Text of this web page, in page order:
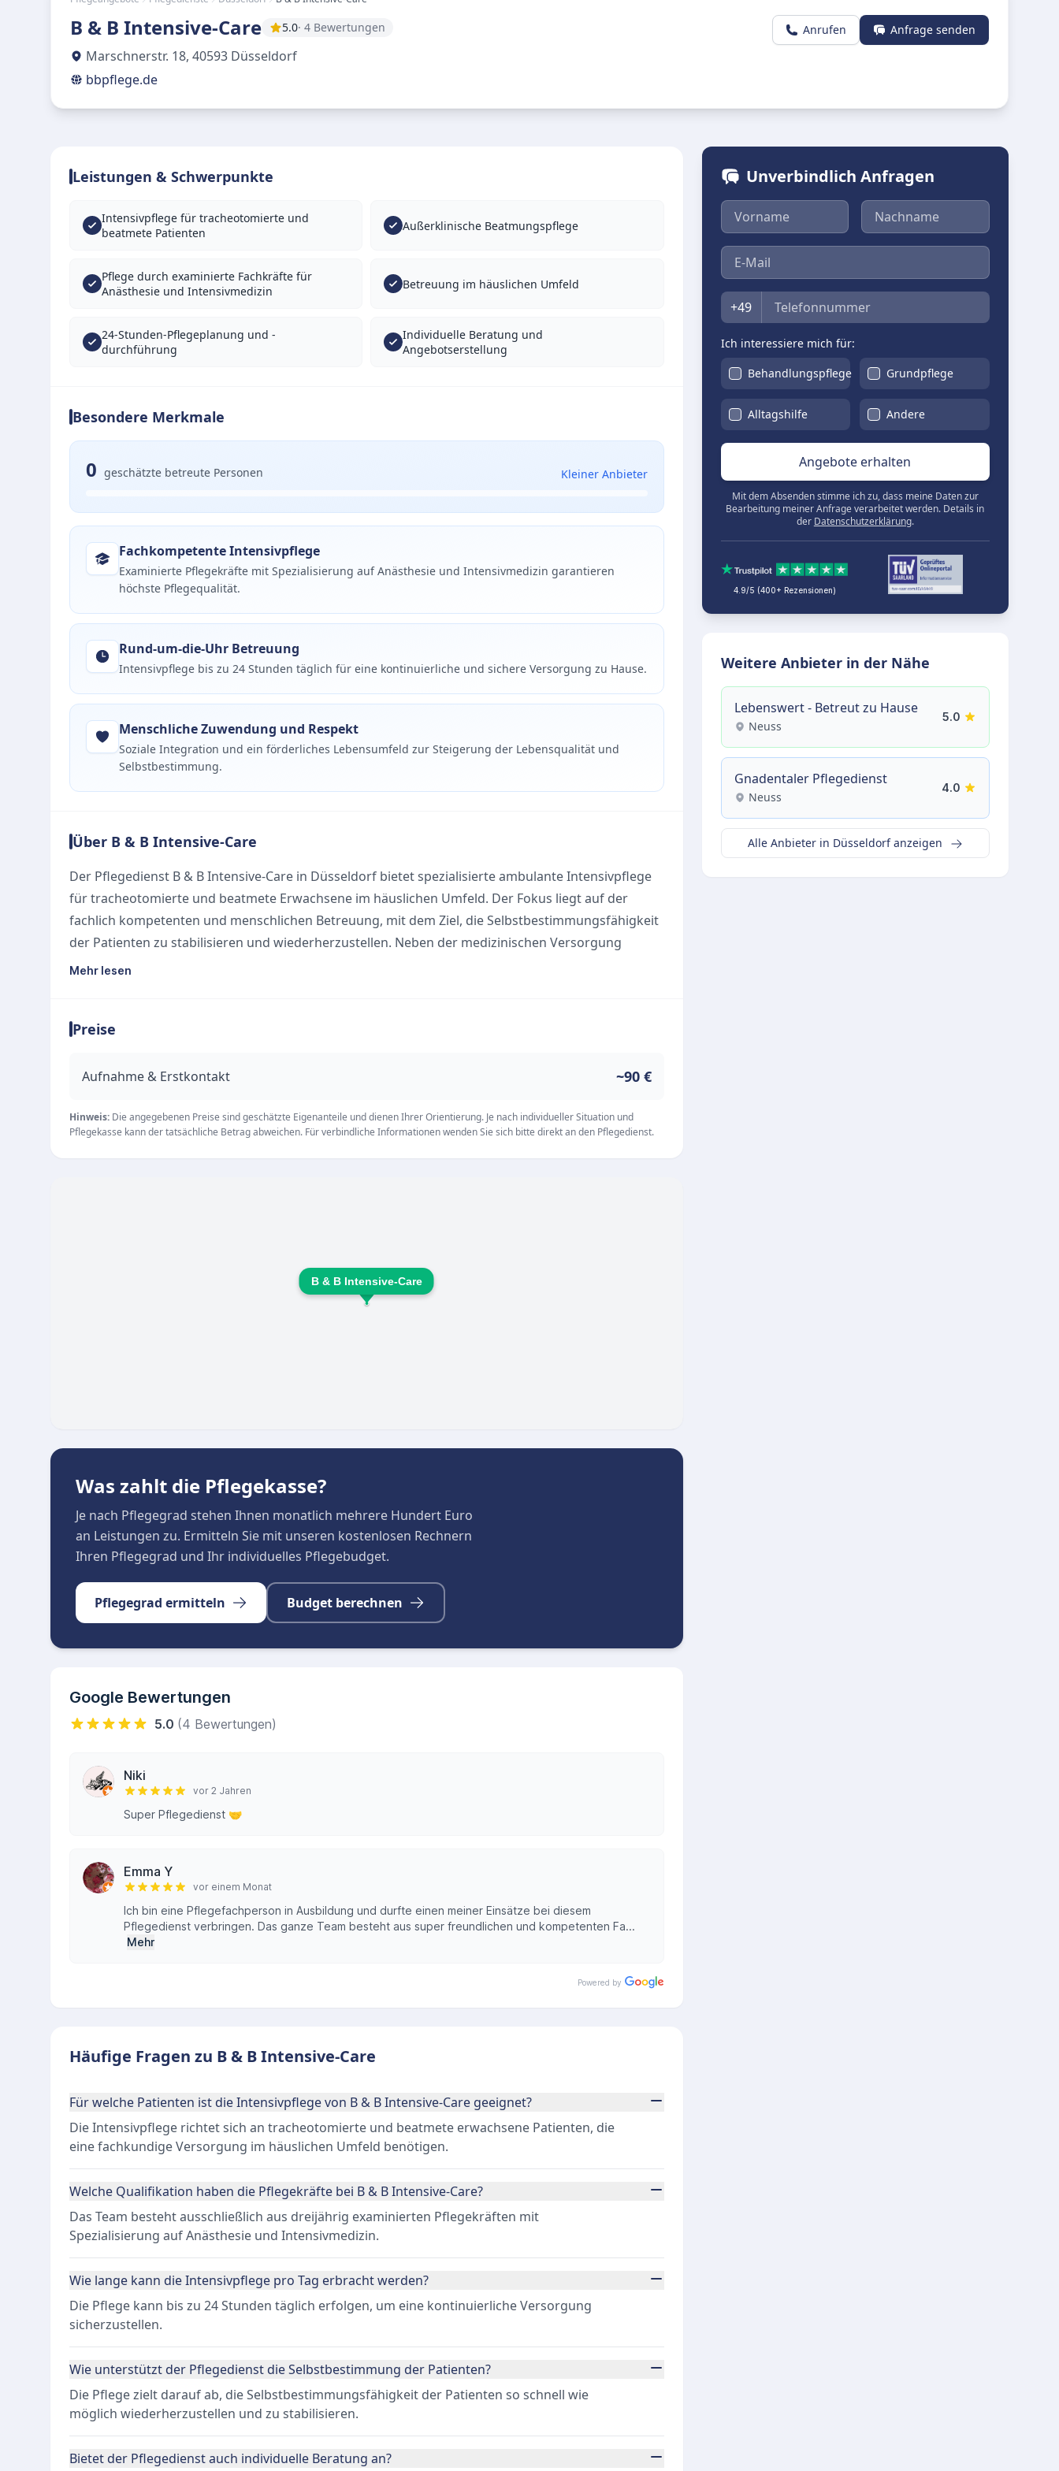
B & B Intensive-Care 5.0· 4 Bewertungen
Marschnerstr. 18, 40593 Düsseldorf
bbpflege.de
Anrufen Anfrage senden
Leistungen & Schwerpunkte
Intensivpflege für tracheotomierte und
beatmete Patienten
Außerklinische Beatmungspflege
Pflege durch examinierte Fachkräfte für
Anästhesie und Intensivmedizin
Betreuung im häuslichen Umfeld
24-Stunden-Pflegeplanung und -
durchführung
Individuelle Beratung und
Angebotserstellung
Besondere Merkmale
0 geschätzte betreute Personen Kleiner Anbieter
Fachkompetente Intensivpflege
Examinierte Pflegekräfte mit Spezialisierung auf Anästhesie und Intensivmedizin garantieren
höchste Pflegequalität.
Rund-um-die-Uhr Betreuung
Intensivpflege bis zu 24 Stunden täglich für eine kontinuierliche und sichere Versorgung zu Hause.
Menschliche Zuwendung und Respekt
Soziale Integration und ein förderliches Lebensumfeld zur Steigerung der Lebensqualität und
Selbstbestimmung.
Über B & B Intensive-Care
Der Pflegedienst B & B Intensive-Care in Düsseldorf bietet spezialisierte ambulante Intensivpflege
für tracheotomierte und beatmete Erwachsene im häuslichen Umfeld. Der Fokus liegt auf der
fachlich kompetenten und menschlichen Betreuung, mit dem Ziel, die Selbstbestimmungsfähigkeit
der Patienten zu stabilisieren und wiederherzustellen. Neben der medizinischen Versorgung
stehen soziale Integration, Respekt und ein förderliches Lebensumfeld im Mittelpunkt, um
werden. Die Pflege wird bis zu 24 Stunden am Tag angeboten, um eine umfassende Versorgung zu
ab, sodass Patienten in ihrer gewohnten Umgebung bestmöglich betreut werden.
Mehr lesen
Preise
Aufnahme & Erstkontakt ~90 €
Hinweis: Die angegebenen Preise sind geschätzte Eigenanteile und dienen Ihrer Orientierung. Je nach individueller Situation und
Pflegekasse kann der tatsächliche Betrag abweichen. Für verbindliche Informationen wenden Sie sich bitte direkt an den Pflegedienst.
B & B Intensive-Care
Was zahlt die Pflegekasse?
Je nach Pflegegrad stehen Ihnen monatlich mehrere Hundert Euro
an Leistungen zu. Ermitteln Sie mit unseren kostenlosen Rechnern
Ihren Pflegegrad und Ihr individuelles Pflegebudget.
Pflegegrad ermitteln Budget berechnen
Google Bewertungen
5.0 (4 Bewertungen)
Niki
vor 2 Jahren
Super Pflegedienst 🤝
Emma Y
vor einem Monat
Ich bin eine Pflegefachperson in Ausbildung und durfte einen meiner Einsätze bei diesem
Pflegedienst verbringen. Das ganze Team besteht aus super freundlichen und kompetenten Fa...
Mehr
Powered by
Häufige Fragen zu B & B Intensive-Care
Für welche Patienten ist die Intensivpflege von B & B Intensive-Care geeignet?
Die Intensivpflege richtet sich an tracheotomierte und beatmete erwachsene Patienten, die
eine fachkundige Versorgung im häuslichen Umfeld benötigen.
Welche Qualifikation haben die Pflegekräfte bei B & B Intensive-Care?
Das Team besteht ausschließlich aus dreijährig examinierten Pflegekräften mit
Spezialisierung auf Anästhesie und Intensivmedizin.
Wie lange kann die Intensivpflege pro Tag erbracht werden?
Die Pflege kann bis zu 24 Stunden täglich erfolgen, um eine kontinuierliche Versorgung
sicherzustellen.
Wie unterstützt der Pflegedienst die Selbstbestimmung der Patienten?
Die Pflege zielt darauf ab, die Selbstbestimmungsfähigkeit der Patienten so schnell wie
möglich wiederherzustellen und zu stabilisieren.
Bietet der Pflegedienst auch individuelle Beratung an?
Unverbindlich Anfragen
Vorname Nachname
E-Mail
Telefon
+49
Ich interessiere mich für:
Behandlungspflege
Grundpflege
Alltagshilfe Andere
Angebote erhalten
Mit dem Absenden stimme ich zu, dass meine Daten zur
Bearbeitung meiner Anfrage verarbeitet werden. Details in
der Datenschutzerklärung.
4.9/5 (400+ Rezensionen)
Weitere Anbieter in der Nähe
Lebenswert - Betreut zu Hause
Neuss
5.0
Gnadentaler Pflegedienst
Neuss
4.0
Alle Anbieter in Düsseldorf anzeigen